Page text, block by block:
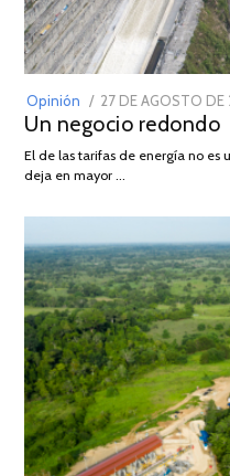
Opinión
POSTED
ON
27 DE AGOSTO DE
Un negocio redondo
El de las tarifas de energía no es
deja en mayor …